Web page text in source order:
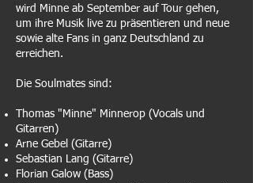
wird Minne ab September auf Tour gehen,
um ihre Musik live zu präsentieren und neue
sowie alte Fans in ganz Deutschland zu
erreichen.
Die Soulmates sind:
Thomas "Minne" Minnerop (Vocals und
Gitarren)
Arne Gebel (Gitarre)
Sebastian Lang (Gitarre)
Florian Galow (Bass)